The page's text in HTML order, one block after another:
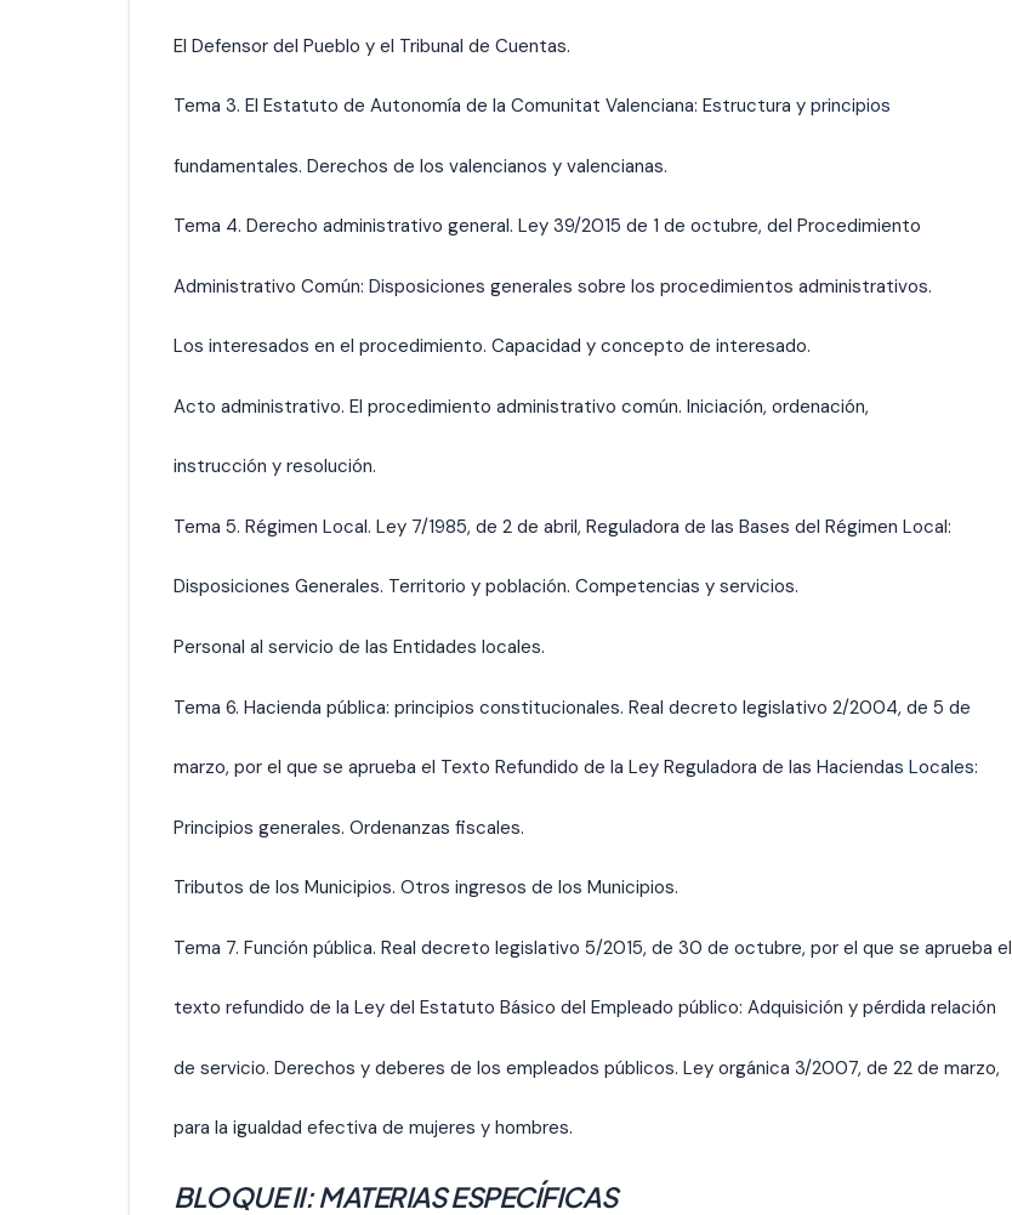
El Defensor del Pueblo y el Tribunal de Cuentas.
Tema 3. El Estatuto de Autonomía de la Comunitat Valenciana: Estructura y principios
fundamentales. Derechos de los valencianos y valencianas.
Tema 4. Derecho administrativo general. Ley 39/2015 de 1 de octubre, del Procedimiento
Administrativo Común: Disposiciones generales sobre los procedimientos administrativos.
Los interesados en el procedimiento. Capacidad y concepto de interesado.
Acto administrativo. El procedimiento administrativo común. Iniciación, ordenación,
instrucción y resolución.
Tema 5. Régimen Local. Ley 7/1985, de 2 de abril, Reguladora de las Bases del Régimen Local:
Disposiciones Generales. Territorio y población. Competencias y servicios.
Personal al servicio de las Entidades locales.
Tema 6. Hacienda pública: principios constitucionales. Real decreto legislativo 2/2004, de 5 de
marzo, por el que se aprueba el Texto Refundido de la Ley Reguladora de las Haciendas Locales:
Principios generales. Ordenanzas fiscales.
Tributos de los Municipios. Otros ingresos de los Municipios.
Tema 7. Función pública. Real decreto legislativo 5/2015, de 30 de octubre, por el que se aprueba el
texto refundido de la Ley del Estatuto Básico del Empleado público: Adquisición y pérdida relación
de servicio. Derechos y deberes de los empleados públicos. Ley orgánica 3/2007, de 22 de marzo,
para la igualdad efectiva de mujeres y hombres.
BLOQUE II: MATERIAS ESPECÍFICAS